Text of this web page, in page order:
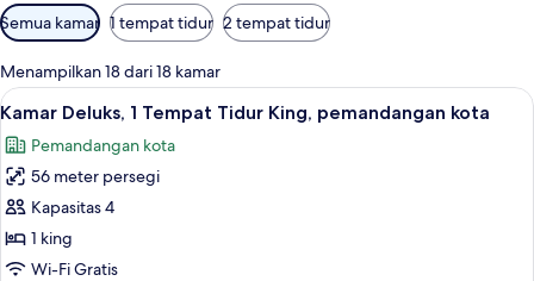
Filter
tersedia
untuk
kamar
Semua kamar 1 tempat tidur 2 tempat tidur
Menampilkan 18 dari 18 kamar
Lihat
semua
foto
untuk
Kamar
Deluks,
1
4
Kamar Deluks, 1 Tempat Tidur King, pemandangan kota
Pemandangan kota
56 meter persegi
Kapasitas 4
1 king
Wi-Fi Gratis